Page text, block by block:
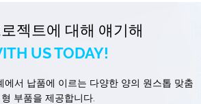
젝트에 대해 얘기해
US TODAY!
에서 납품에 이르는 다양한 양의 원스톱 맞춤
형 부품을 제공합니다.